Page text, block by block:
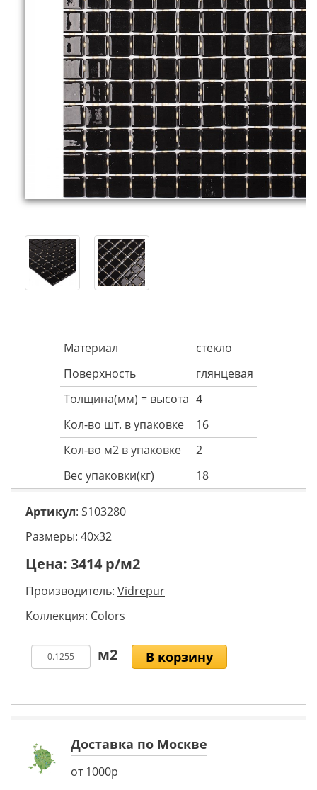
Материал
стекло
Поверхность
глянцевая
Толщина(мм) = высота 4
Кол-во шт. в упаковке
16
Кол-во м2 в упаковке
2
Вес упаковки(кг)
18
Артикул: S103280
Размеры: 40х32
Цена: 3414 р/м2
Производитель: Vidrepur
Коллекция: Colors
В корзину
Доставка по Москве
от 1000р